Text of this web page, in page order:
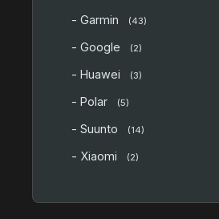
- Garmin (43)
- Google (2)
- Huawei (3)
- Polar (5)
- Suunto (14)
- Xiaomi (2)